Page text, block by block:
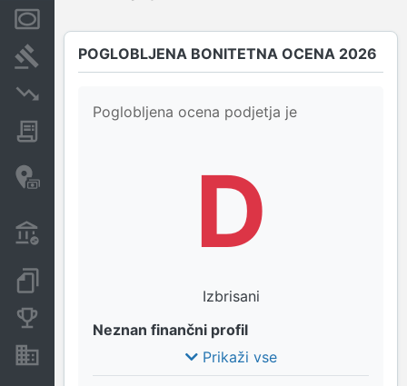
Sodni postopki
Nepremičnine in sredstva
POGLOBLJENA BONITETNA OCENA 2026
Poglobljena ocena podjetja je
D
Izbrisani
Neznan finančni profil
Prikaži vse